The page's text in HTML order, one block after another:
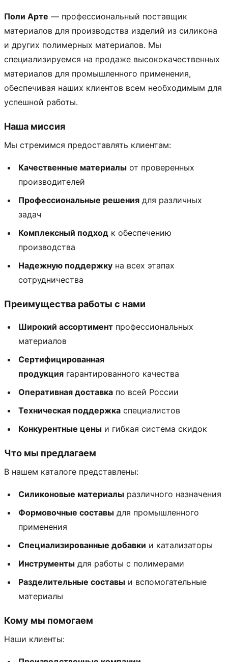
Поли Арте — профессиональный поставщик
материалов для производства изделий из силикона
и других полимерных материалов. Мы
специализируемся на продаже высококачественных
материалов для промышленного применения,
обеспечивая наших клиентов всем необходимым для
успешной работы.
Наша миссия
Мы стремимся предоставлять клиентам:
Качественные материалы от проверенных
производителей
Профессиональные решения для различных
задач
Комплексный подход к обеспечению
производства
Надежную поддержку на всех этапах
сотрудничества
Преимущества работы с нами
Широкий ассортимент профессиональных
материалов
Сертифицированная
продукция гарантированного качества
Оперативная доставка по всей России
Техническая поддержка специалистов
Конкурентные цены и гибкая система скидок
Что мы предлагаем
В нашем каталоге представлены:
Силиконовые материалы различного назначения
Формовочные составы для промышленного
применения
Специализированные добавки и катализаторы
Инструменты для работы с полимерами
Разделительные составы и вспомогательные
материалы
Кому мы помогаем
Наши клиенты: